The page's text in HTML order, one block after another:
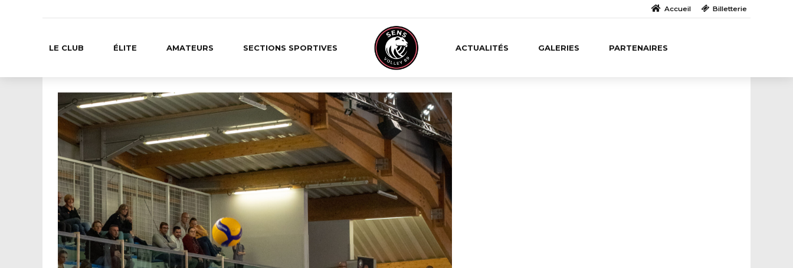
Accueil Billetterie
LE CLUB ÉLITE AMATEURS SECTIONS SPORTIVES ACTUALITÉS GALERIES PARTENAIRES